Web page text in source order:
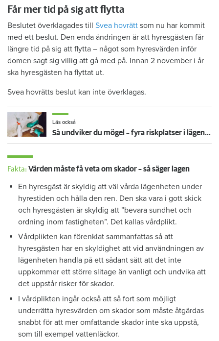
Får mer tid på sig att flytta
Beslutet överklagades till Svea hovrätt som nu har kommit
med ett beslut. Den enda ändringen är att hyresgästen får
längre tid på sig att flytta – något som hyresvärden inför
domen sagt sig villig att gå med på. Innan 2 november i år
ska hyresgästen ha flyttat ut.
Svea hovrätts beslut kan inte överklagas.
Läs också
Så undviker du mögel – fyra riskplatser i lägenheten: ”Måste städa bort”
Fakta: Värden måste få veta om skador – så säger lagen
En hyresgäst är skyldig att väl vårda lägenheten under
hyrestiden och hålla den ren. Den ska vara i gott skick
och hyresgästen är skyldig att ”bevara sundhet och
ordning inom fastigheten”. Det kallas vårdplikt.
Vårdplikten kan förenklat sammanfattas så att
hyresgästen har en skyldighet att vid användningen av
lägenheten handla på ett sådant sätt att det inte
uppkommer ett större slitage än vanligt och undvika att
det uppstår risker för skador.
I vårdplikten ingår också att så fort som möjligt
underrätta hyresvärden om skador som måste åtgärdas
snabbt för att mer omfattande skador inte ska uppstå,
som till exempel vattenläckor.